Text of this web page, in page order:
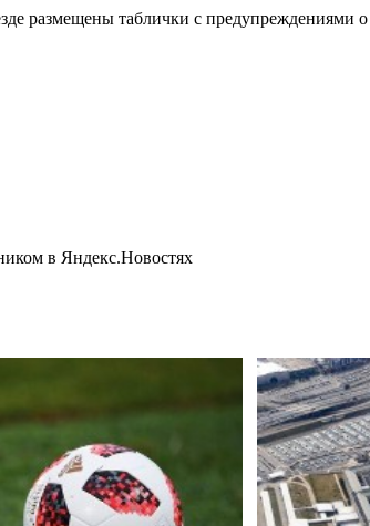
размещены таблички с предупреждениями
в Яндекс.Новостях